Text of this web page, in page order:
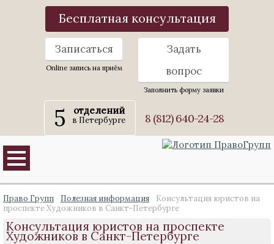
Бесплатная консультация
Записаться
Online запись на приём
Задать
вопрос
Заполнить форму заявки
5 отделений
в Петербурге 8 (812) 640-24-28
Право Групп Полезная информация
Консультация юристов на
проспекте Художников в Санкт-Петербурге
Консультация юристов на проспекте
Художников в Санкт-Петербурге